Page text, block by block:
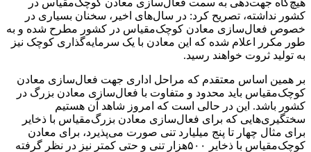
هیچ‌گاه جهت‌دهی به سمت فعال‌سازی معادن کوچک‌مقیاس در
کشور نداشته، تصریح کرد: در سال‌های اخیر، سخنان بسیاری در
خصوص فعال‌سازی معادن کوچک‌مقیاس در کشور مطرح شده و به
طور مکرر اعلام شده که این معادن با یک سرمایه‌گذاری کوچک نیز
به تولید ثروت خواهند رسید.
بر همین اساس معتقدم که مراحل اداری جهت فعال‌سازی معادن
کوچک‌مقیاس باید محدود و متفاوت با فعال‌سازی معادن بزرگ در
کشور باشد. این در حالی است که امروز شاهد آن هستیم
سختگیری‌هایی که برای فعال‌سازی معادن بزرگ‌مقیاس با ذخایر
برای مثال چهار تا پنج ‌میلیارد تنی صورت می‌پذیرد، برای معادن
کوچک‌مقیاس با ذخایر ۵۰۰‌هزار تنی و حتی کمتر نیز در نظر گرفته